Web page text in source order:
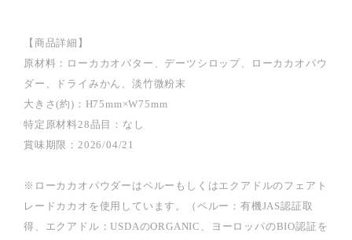
【商品詳細】
原材料：ローカカオバター、デーツシロップ、ローカカオパウ
ダー、ドライみかん、淡竹微粉末
大きさ(約)：H75mm×W75mm
特定原材料28品目：なし
賞味期限：2026/04/21
※ローカカオパウダーはペルーもしくはエクアドルのフェアト
レードカカオを使用しています。（ペルー：有機JAS認証取
得、エクアドル：USDAのORGANIC、ヨーロッパのBIO認証を